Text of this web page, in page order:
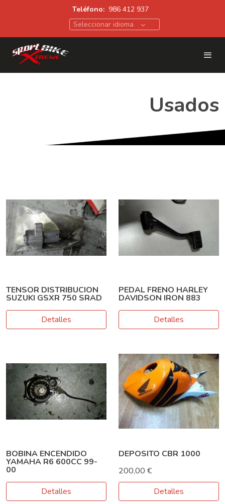
Teléfono: 986 412 937
Seleccionar idioma
Usados
TENSOR DISTRIBUCION
SUZUKI GSXR 750 SRAD
Detalles
PEDAL FRENO HARLEY
DAVIDSON IRON 883
Detalles
BOBINA ENCENDIDO
YAMAHA R6 600CC 99-
00
Detalles
DEPOSITO CBR 1000
200,00 €
Detalles